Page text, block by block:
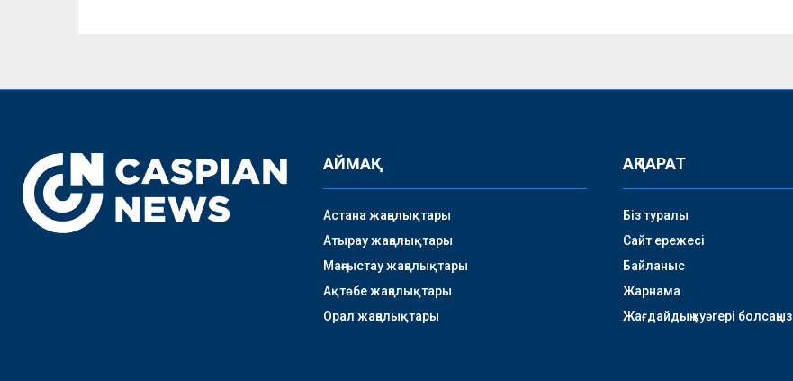
АЙМАҚ
Астана жаңалықтары
Атырау жаңалықтары
Маңғыстау жаңалықтары
Ақтөбе жаңалықтары
Орал жаңалықтары
АҚПАРАТ
Біз туралы
Сайт ережесі
Байланыс
Жарнама
Жағдайдың куәгері болсаңыз